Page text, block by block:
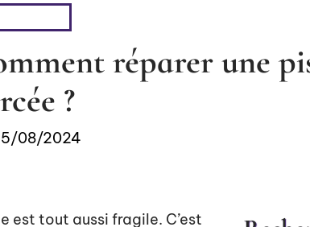
réparer une
?
08/2024
est tout aussi fragile. C’est